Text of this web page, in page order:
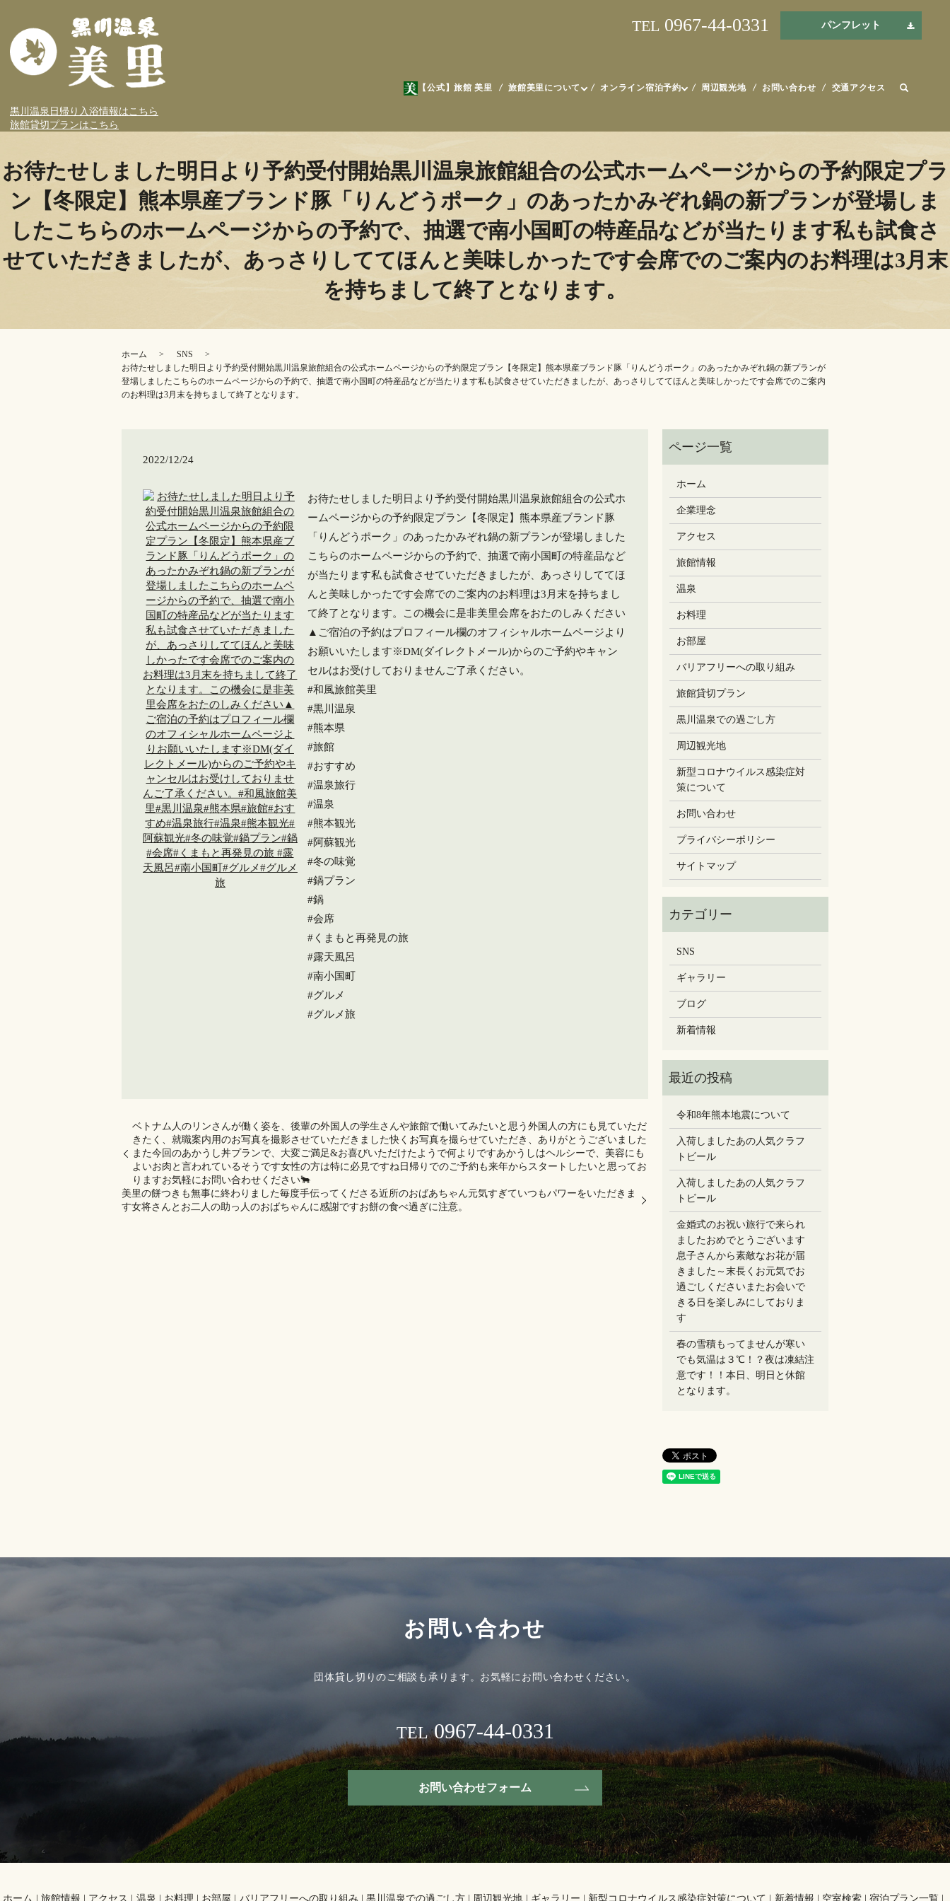
【公式】旅館 美里 旅館美里について オンライン宿泊予約 周辺観光地 お問い合わせ 交通アクセス
TEL 0967-44-0331 パンフレット
黒川温泉日帰り入浴情報はこちら
旅館貸切プランはこちら
お待たせしました️明日より予約受付開始️黒川温泉旅館組合の公式ホームページからの予約限定プラ
ン【冬限定】熊本県産ブランド豚「りんどうポーク」のあったかみぞれ鍋の新プランが登場しま
した️こちらのホームページからの予約で、抽選で南小国町の特産品などが当たります私も試食さ
せていただきましたが、あっさりしててほんと美味しかったです️会席でのご案内のお料理は3月末
を持ちまして終了となります。
ホーム
SNS
お待たせしました️明日より予約受付開始️黒川温泉旅館組合の公式ホームページからの予約限定プラン【冬限定】熊本県産ブランド豚「りんどうポーク」のあったかみぞれ鍋の新プランが
登場しました️こちらのホームページからの予約で、抽選で南小国町の特産品などが当たります私も試食させていただきましたが、あっさりしててほんと美味しかったです️会席でのご案内
のお料理は3月末を持ちまして終了となります。
2022/12/24
お待たせしました️明日より予約受付開始️黒川温泉旅館組合の公式ホ
ームページからの予約限定プラン【冬限定】熊本県産ブランド豚
「りんどうポーク」のあったかみぞれ鍋の新プランが登場しました️
こちらのホームページからの予約で、抽選で南小国町の特産品など
が当たります私も試食させていただきましたが、あっさりしててほ
んと美味しかったです️会席でのご案内のお料理は3月末を持ちまし
て終了となります。この機会に是非美里会席をおたのしみください
▲ご宿泊の予約はプロフィール欄のオフィシャルホームページより
お願いいたします️※DM(ダイレクトメール)からのご予約やキャン
セルはお受けしておりませんご了承ください。
#和風旅館美里
#黒川温泉
#熊本県
#旅館
#おすすめ
#温泉旅行
#温泉
#熊本観光
#阿蘇観光
#冬の味覚
#鍋プラン
#鍋
#会席
#くまもと再発見の旅
#露天風呂
#南小国町
#グルメ
#グルメ旅
ベトナム人のリンさんが働く姿を、後輩の外国人の学生さんや旅館で働いてみたいと思う外国人の方にも見ていただ
きたく、就職案内用のお写真を撮影させていただきました️快くお写真を撮らせていただき、ありがとうございました️
また今回のあかうし丼プランで、大変ご満足&お喜びいただけたようで何よりですあかうしはヘルシーで、美容にも
よいお肉と言われているそうです女性の方は特に必見ですね日帰りでのご予約も来年からスタートしたいと思ってお
ります️お気軽にお問い合わせください🐂
美里の餅つきも無事に終わりました毎度手伝ってくださる近所のおばあちゃん元気すぎていつもパワーをいただきま
す女将さんとお二人の助っ人のおばちゃんに感謝です️お餅の食べ過ぎに注意。
ホーム
企業理念
アクセス
旅館情報
温泉
お料理
お部屋
バリアフリーへの取り組み
旅館貸切プラン
黒川温泉での過ごし方
周辺観光地
新型コロナウイルス感染症対
策について
お問い合わせ
プライバシーポリシー
サイトマップ
SNS
ギャラリー
ブログ
新着情報
令和8年熊本地震について
入荷しましたあの人気クラフ
トビール
入荷しましたあの人気クラフ
トビール
金婚式のお祝い旅行で来られ
ましたおめでとうございます
息子さんから素敵なお花が届
きました～末長くお元気でお
過ごしください️またお会いで
きる日を楽しみにしておりま
す
春の雪積もってませんが寒い
でも気温は３℃！？夜は凍結注
意です！！本日、明日と休館
となります。
お問い合わせ
団体貸し切りのご相談も承ります。 お気軽にお問い合わせください。
TEL 0967-44-0331
お問い合わせフォーム
ホーム 旅館情報 アクセス 温泉 お料理 お部屋 バリアフリーへの取り組み 黒川温泉での過ごし方 周辺観光地 ギャラリー 新型コロナウイルス感染症対策について 新着情報 空室検索 宿泊プラン一覧